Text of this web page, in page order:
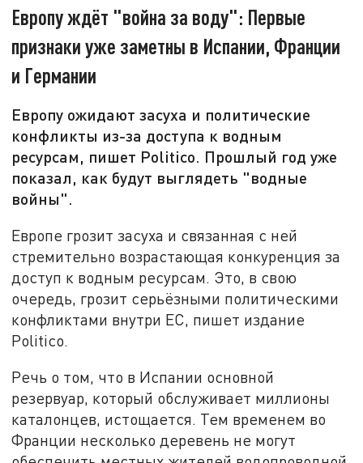
Европу ждёт "война за воду": Первые
признаки уже заметны в Испании, Франции
и Германии
Европу ожидают засуха и политические
конфликты из-за доступа к водным
ресурсам, пишет Politico. Прошлый год уже
показал, как будут выглядеть "водные
войны".
Европе грозит засуха и связанная с ней
стремительно возрастающая конкуренция за
доступ к водным ресурсам. Это, в свою
очередь, грозит серьёзными политическими
конфликтами внутри ЕС, пишет издание
Politico.
Речь о том, что в Испании основной
резервуар, который обслуживает миллионы
каталонцев, истощается. Тем временем во
Франции несколько деревень не могут